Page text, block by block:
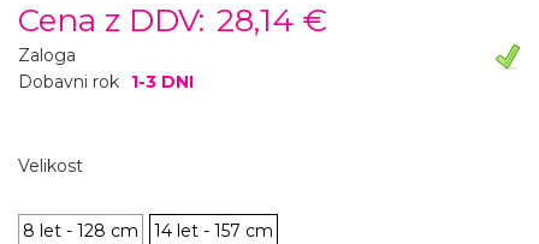
Cena z DDV: 28,14 €
Zaloga
Dobavni rok
1-3 DNI
Velikost
8 let - 128 cm 14 let - 157 cm